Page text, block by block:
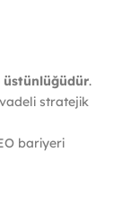
.
stratejik
bariyeri